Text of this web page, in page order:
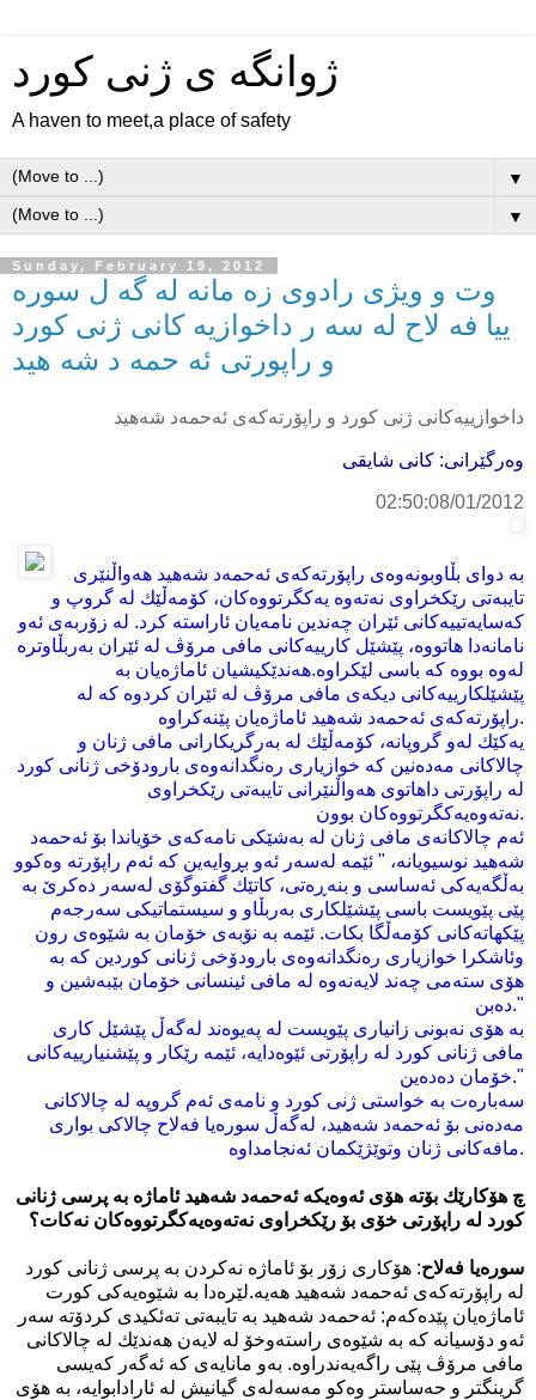
ژوانگه‌ ی ژنی كورد
A haven to meet,a place of safety
▼
▼
Sunday, February 19, 2012
وت و ویژی رادوی زه مانه له گه ل سوره
ییا فه لاح له سه ر داخوازیه کانی ژنی کورد
و راپورتی ئه حمه د شه هید
داخوازییه‌كانی‌ ژنی‌ كورد و راپۆرته‌كه‌ی ئه‌حمه‌د شه‌هید
وه‌رگێرانی: كانی شایقی
02:50:08/01/2012
به‌ دوای‌ بڵاوبونه‌وه‌ی‌ راپۆرته‌كه‌ی‌ ئه‌حمه‌د شه‌هید هه‌واڵنێری
تایبه‌تی‌ رێكخراوی نه‌ته‌وه‌ یه‌كگرتووه‌كان، كۆمه‌ڵێك له‌ گروپ و
كه‌سایه‌تییه‌كانی ئێران چه‌ندین نامه‌یان ئاراسته‌ كرد. له‌ زۆربه‌ی‌ ئه‌و
نامانه‌دا هاتووه‌، پێشێل كارییه‌كانی‌ مافی‌ مرۆڤ له‌ ئێران به‌ربڵاوتره‌
له‌وه‌ بووه‌ كه‌ باسی لێكراوه‌.هه‌ندێكیشیان ئاماژه‌یان به‌
پێشێلكارییه‌كانی دیكه‌ی مافی مرۆڤ له‌ ئێران كردوه‌ كه‌ له‌
راپۆرته‌كه‌ی ئه‌حمه‌د شه‌هید ئاماژه‌یان پێنه‌كراوه‌.
یه‌كێك له‌و گروپانه‌، كۆمه‌ڵێك له‌ به‌رگریكارانی‌ مافی ژنان و
چالاكانی‌ مه‌ده‌نین كه‌ خوازیاری‌ ره‌نگدانه‌وه‌ی‌ بارودۆخی‌ ژنانی‌ كورد
له‌ راپۆرتی‌ داهاتوی هه‌واڵنێرانی‌ تایبه‌تی‌ رێكخراوی‌
نه‌ته‌وه‌یه‌كگرتووه‌كان بوون.
ئه‌م چالاكانه‌ی‌ مافی ژنان له‌ به‌شێكی‌ نامه‌كه‌ی خۆیاندا بۆ ئه‌حمه‌د
شه‌هید نوسیویانه‌، " ئێمه‌ له‌سه‌ر ئه‌و بڕوایه‌ین كه‌ ئه‌م راپۆرته‌ وه‌كوو
به‌ڵگه‌یه‌كی ئه‌ساسی و بنه‌ڕه‌تی، كاتێك گفتوگۆی له‌سه‌ر ده‌كرێ‌ به‌
پێی پێویست باسی پێشێلكاری به‌ربڵاو و سیستماتیكی سه‌رجه‌م
پێكهاته‌كانی كۆمه‌ڵگا بكات. ئێمه‌ به‌ نۆبه‌ی‌ خۆمان به‌ شێوه‌ی‌ رون
وئاشكرا خوازیاری‌ ره‌نگدانه‌وه‌ی‌ بارودۆخی‌ ژنانی‌ كوردین كه‌ به‌
هۆی‌ سته‌می چه‌ند لایه‌نه‌وه‌ له‌ مافی‌ ئینسانی‌ خۆمان بێبه‌شین و
ده‌بن."
به‌ هۆی‌ نه‌بونی‌ زانیاری‌ پێویست له‌ په‌یوه‌ند له‌گه‌ڵ پێشێل كاری‌
مافی‌ ژنانی‌ كورد له‌ راپۆرتی‌ ئێوه‌دایه‌، ئێمه‌ رێكار و پێشنیارییه‌كانی‌
خۆمان ده‌ده‌ین."
سه‌باره‌ت به‌ خواستی ژنی كورد و نامه‌ی ئه‌م گروپه‌ له‌ چالاكانی‌
مه‌ده‌نی‌ بۆ ئه‌حمه‌د شه‌هید، له‌گه‌ڵ سوره‌یا فه‌لاح چالاكی‌ بواری‌
مافه‌كانی‌ ژنان وتوێژێكمان ئه‌نجامداوه‌.
چ هۆكارێك بۆته‌ هۆی ئه‌وه‌یكه‌ ئه‌حمه‌د شه‌هید ئاماژه‌ به‌ پرسی ژنانی‌
كورد له‌ راپۆرتی‌ خۆی بۆ رێكخراوی‌ نه‌ته‌وه‌یه‌كگرتووه‌كان نه‌كات؟
سوره‌یا فه‌لاح: هۆكاری زۆر بۆ ئاماژه‌ نه‌كردن به‌ پرسی ژنانی‌ كورد
له‌ راپۆرته‌كه‌ی‌ ئه‌حمه‌د شه‌هید هه‌یه‌.لێره‌دا به‌ شێوه‌یه‌كی‌ كورت
ئاماژه‌یان پێده‌كه‌م: ئه‌حمه‌د شه‌هید به‌ تایبه‌تی‌ ته‌ئكیدی كردۆته‌ سه‌ر
ئه‌و دۆسیانه‌ كه‌ به‌ شێوه‌ی‌ راسته‌وخۆ له‌ لایه‌ن هه‌ندێك له‌ چالاكانی‌
مافی مرۆڤ پێی‌ راگه‌یه‌ندراوه‌. به‌و مانایه‌ی كه‌ ئه‌گه‌ر كه‌یسی
گرینگتر و حه‌ساستر وه‌كو مه‌سه‌له‌ی‌ گیانیش له‌ ئارادابوایه‌، به‌ هۆی‌